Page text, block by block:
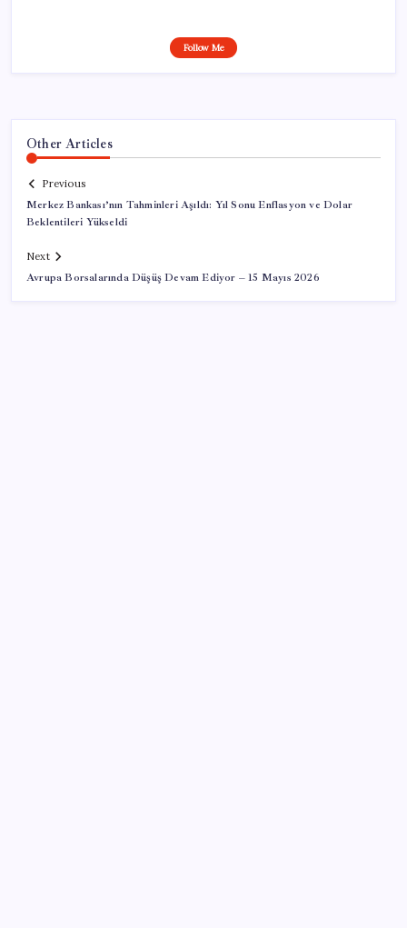
Follow Me
Other Articles
Previous
Merkez Bankası’nın Tahminleri Aşıldı: Yıl Sonu Enflasyon ve Dolar
Beklentileri Yükseldi
Next
Avrupa Borsalarında Düşüş Devam Ediyor – 15 Mayıs 2026